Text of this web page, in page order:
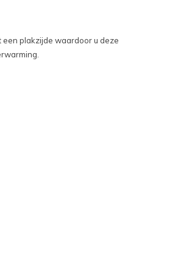
plakzijde waardoor u deze